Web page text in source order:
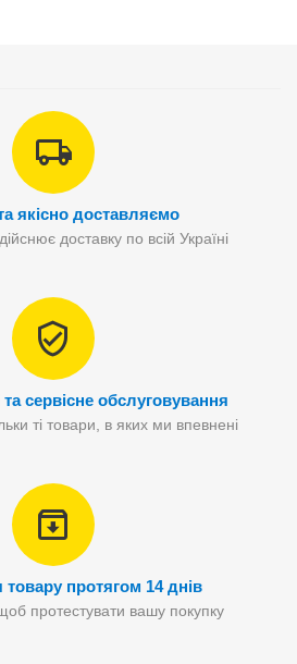
якісно доставляємо
доставку по всій Україні
та сервісне обслуговування
ті товари, в яких ми впевнені
протягом 14 днів
протестувати вашу покупку